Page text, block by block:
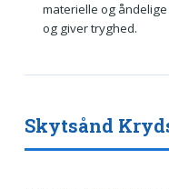
materielle og
og giver tryghed.
Skytsånd